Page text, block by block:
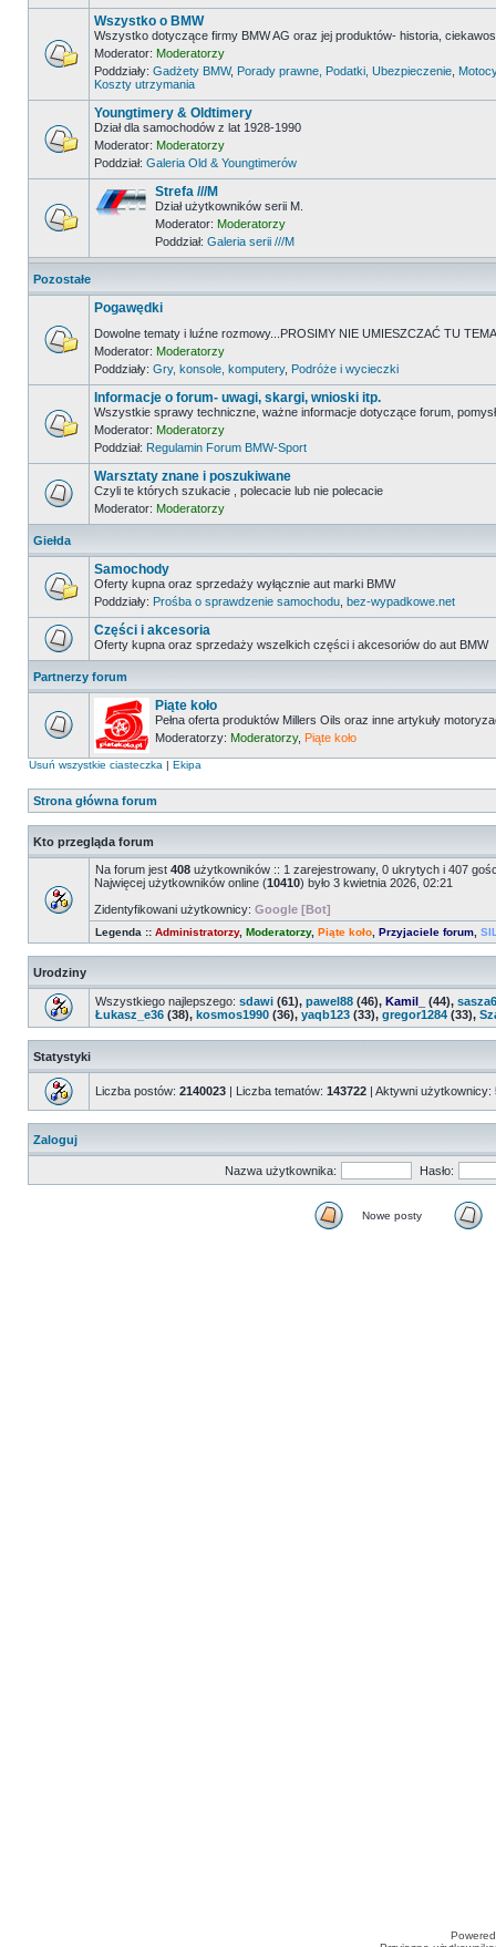
Wszystko o BMW
Wszystko dotyczące firmy BMW AG oraz jej produktów- historia,
Moderator: Moderatorzy
Poddziały: Gadżety BMW, Porady prawne, Podatki, Ubezpieczenie
Koszty utrzymania
Youngtimery & Oldtimery
Dział dla samochodów z lat 1928-1990
Moderator: Moderatorzy
Poddział: Galeria Old & Youngtimerów
Strefa ///M
Dział użytkowników serii M.
Moderator: Moderatorzy
Poddział: Galeria serii ///M
Pozostałe
Pogawędki
Dowolne tematy i luźne rozmowy...PROSIMY NIE UMIESZCZAĆ TU
Moderator: Moderatorzy
Poddziały: Gry, konsole, komputery, Podróże i wycieczki
Informacje o forum- uwagi, skargi, wnioski itp.
Wszystkie sprawy techniczne, ważne informacje dotyczące forum,
Moderator: Moderatorzy
Poddział: Regulamin Forum BMW-Sport
Warsztaty znane i poszukiwane
Czyli te których szukacie , polecacie lub nie polecacie
Moderator: Moderatorzy
Giełda
Samochody
Oferty kupna oraz sprzedaży wyłącznie aut marki BMW
Poddziały: Prośba o sprawdzenie samochodu bez-wypadkowe.net
Części i akcesoria
Oferty kupna oraz sprzedaży wszelkich części i akcesoriów do aut BMW
Partnerzy forum
Piąte koło
Pełna oferta produktów Millers Oils oraz inne artykuły
Moderatorzy: Moderatorzy, Piąte koło
Usuń wszystkie ciasteczka | Ekipa
Strona główna forum
Kto przegląda forum
Na forum jest 408 użytkowników :: 1 zarejestrowany, 0 ukrytych i 407
Najwięcej użytkowników online (10410) było 3 kwietnia 2026, 02:21
Zidentyfikowani użytkownicy: Google [Bot]
Legenda :: Administratorzy, Moderatorzy, Piąte koło Przyjaciele forum
Urodziny
Wszystkiego najlepszego: sdawi (61), pawel88 (46), Kamil_ (44),
Łukasz_e36 (38), kosmos1990 (36), yaqb123 (33), gregor1284 (33),
Statystyki
Liczba postów: 2140023 | Liczba tematów: 143722 | Aktywni użytkownicy:
Zaloguj
Nazwa użytkownika: Hasło:
Nowe posty